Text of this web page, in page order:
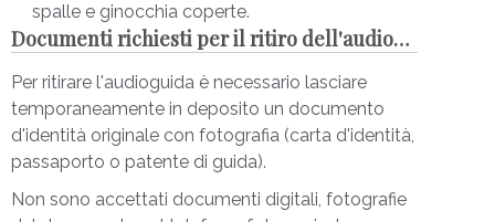
pietre, le statue, i marmi, la cupola monumentale,
gli enigmi di luce e di spazio con gli occhi del
occhi diversi. A ricordatelo sarà Mons. Micheletti,
arciprete rettore del Pantheon di Roma.
Gli accompagnatori immaginari sono interpretati
dagli attori che rappresentano al meglio la voce
del personaggio guida: Sergio Rubini (Adriano),
spalle e ginocchia coperte.
Documenti richiesti per il ritiro dell'audioguida
Per ritirare l'audioguida è necessario lasciare
temporaneamente in deposito un documento
d'identità originale con fotografia (carta d'identità,
passaporto o patente di guida).
Non sono accettati documenti digitali, fotografie